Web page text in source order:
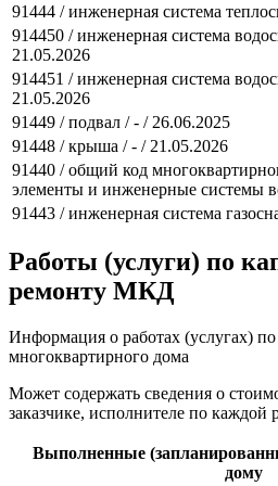
91444 / инженерная система
914450 / инженерная система
21.05.2026
914451 / инженерная система
21.05.2026
91449 / подвал / - / 26.06.2025
91448 / крыша / - / 21.05.2026
91440 / общий код
элементы и инженерные системы
91443 / инженерная система
Работы (услуги) по
ремонту МКД
Информация о работах (услугах)
многоквартирного дома
Может содержать сведения о
заказчике, исполнителе по каждой
Выполненные
дому